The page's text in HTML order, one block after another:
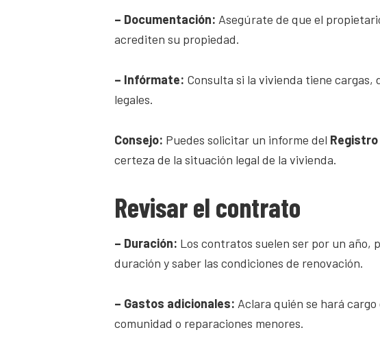
– Documentación: Asegúrate de que el
acrediten su propiedad.
– Infórmate: Consulta si la vivienda tiene cargas,
legales.
Consejo: Puedes solicitar un informe del
certeza de la situación legal de la vivienda.
Revisar el contrato
– Duración: Los contratos suelen ser por un año,
duración y saber las condiciones de renovación.
– Gastos adicionales: Aclara quién se hará
comunidad o reparaciones menores.